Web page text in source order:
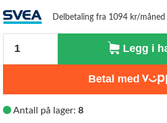
Delbetaling fra 1094 kr/måned
Legg i
Betal med
Antall på lager: 8